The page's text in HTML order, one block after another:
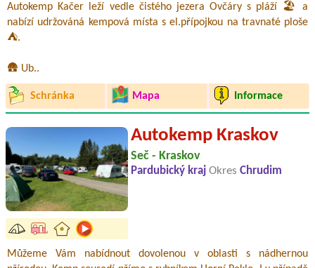
Autokemp Kačer leží vedle čistého jezera Ovčáry s pláží 🏖️ a
nabízí udržováná kempová místa s el.přípojkou na travnaté ploše
⛺.
🛖 Ub..
Schránka Mapa Informace
Autokemp Kraskov
Seč - Kraskov
Pardubický kraj Okres Chrudim
Můžeme Vám nabídnout dovolenou v oblasti s nádhernou